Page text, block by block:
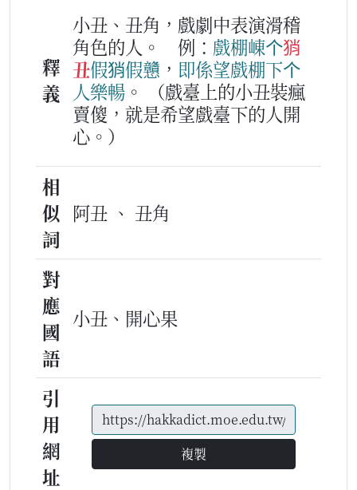
釋
義
小丑、丑角，戲劇中表演滑稽
角色的人。
例： 戲棚崠个𤞚
丑假𤞚假戇 ， 即係望戲棚下个
人樂暢 。
（戲臺上的小丑裝瘋
賣傻，就是希望戲臺下的人開
心。）
相
似
詞
阿丑 、 丑角
對
應
國
語
小丑、開心果
引
用
網
址
複製